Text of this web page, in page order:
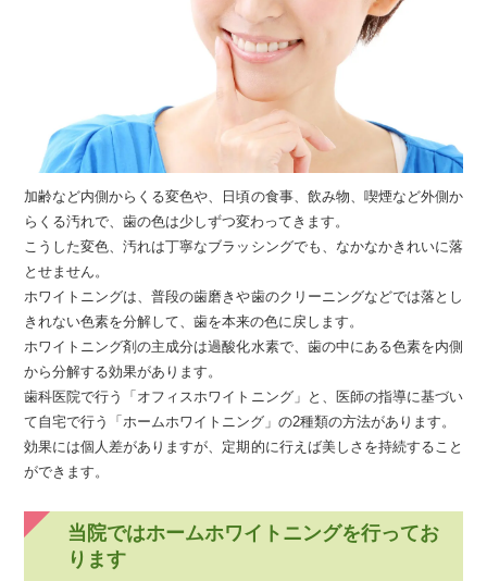
加齢など内側からくる変色や、日頃の食事、飲み物、喫煙など外側か
らくる汚れで、歯の色は少しずつ変わってきます。
こうした変色、汚れは丁寧なブラッシングでも、なかなかきれいに落
とせません。
ホワイトニングは、普段の歯磨きや歯のクリーニングなどでは落とし
きれない色素を分解して、歯を本来の色に戻します。
ホワイトニング剤の主成分は過酸化水素で、歯の中にある色素を内側
から分解する効果があります。
歯科医院で行う「オフィスホワイトニング」と、医師の指導に基づい
て自宅で行う「ホームホワイトニング」の2種類の方法があります。
効果には個人差がありますが、定期的に行えば美しさを持続すること
ができます。
当院ではホームホワイトニングを行ってお
ります